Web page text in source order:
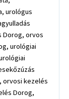
urológus
Dorog, orvos
urológiai
orvosi kezelés
Dorog,